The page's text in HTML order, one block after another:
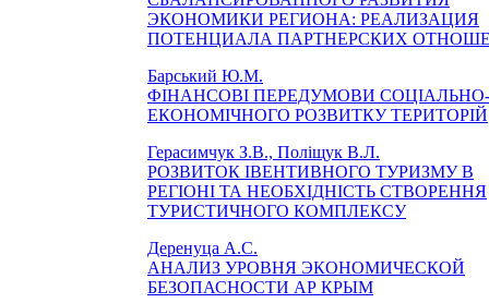
ЭКОНОМИКИ РЕГИОНА: РЕАЛИЗАЦИЯ
ПОТЕНЦИАЛА ПАРТНЕРСКИХ
Барський Ю.М.
ФІНАНСОВІ ПЕРЕДУМОВИ СОЦІАЛЬНО-
ЕКОНОМІЧНОГО РОЗВИТКУ ТЕРИТОРІЙ
Герасимчук З.В., Поліщук В.Л.
РОЗВИТОК ІВЕНТИВНОГО ТУРИЗМУ В
РЕГІОНІ ТА НЕОБХІДНІСТЬ СТВОРЕННЯ
ТУРИСТИЧНОГО КОМПЛЕКСУ
Деренуца А.С.
АНАЛИЗ УРОВНЯ ЭКОНОМИЧЕСКОЙ
БЕЗОПАСНОСТИ АР КРЫМ